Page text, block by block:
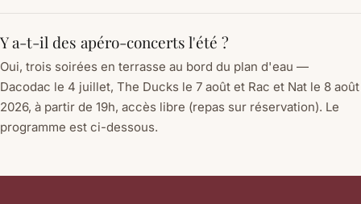
Y a-t-il des apéro-concerts l'été ?
Oui, trois soirées en terrasse au bord du plan d'eau —
Dacodac le 4 juillet, The Ducks le 7 août et Rac et Nat le 8 août
2026, à partir de 19h, accès libre (repas sur réservation). Le
programme est ci-dessous.